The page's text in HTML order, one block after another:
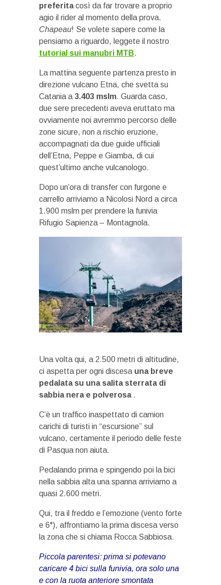
preferitacosì da far trovare a proprio
agio il rider al momento della prova.
Chapeau! Se volete sapere come la
pensiamo a riguardo, leggete il nostro
tutorial sui manubri MTB.
La mattina seguente partenza presto in
direzione vulcano Etna, che svetta su
Catania a 3.403 mslm. Guarda caso,
due sere precedenti aveva eruttato ma
ovviamente noi avremmo percorso delle
zone sicure, non a rischio eruzione,
accompagnati da due guide ufficiali
dell’Etna, Peppe e Giamba, di cui
quest’ultimo anche vulcanologo.
Dopo un’ora di transfer con furgone e
carrello arriviamo a Nicolosi Nord a circa
1.900 mslm per prendere la funivia
Rifugio Sapienza – Montagnola.
Una volta qui, a 2.500 metri di altitudine,
ci aspetta per ogni discesa una breve
pedalata su una salita sterrata di
sabbia nera e polverosa.
C’è un traffico inaspettato di camion
carichi di turisti in “escursione” sul
vulcano, certamente il periodo delle feste
di Pasqua non aiuta.
Pedalando prima e spingendo poi la bici
nella sabbia alta una spanna arriviamo a
quasi 2.600 metri.
Qui, tra il freddo e l’emozione (vento forte
e 6°), affrontiamo la prima discesa verso
la zona che si chiama Rocca Sabbiosa.
Piccola parentesi: prima si potevano
caricare 4 bici sulla funivia, ora solo una
e con la ruota anteriore smontata